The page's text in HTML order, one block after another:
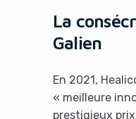
La
Galien
En 2021,
« meilleure
prestigieux